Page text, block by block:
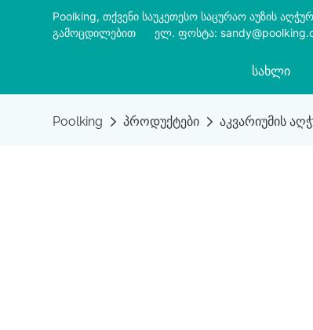
Poolking, თქვენი საუკეთესო საცურაო აუზის
გამოცდილებით
ელ. ფოსტა:
ᲡᲐᲮᲚᲘ
Poolking პროდუქტები აკვარიუმის